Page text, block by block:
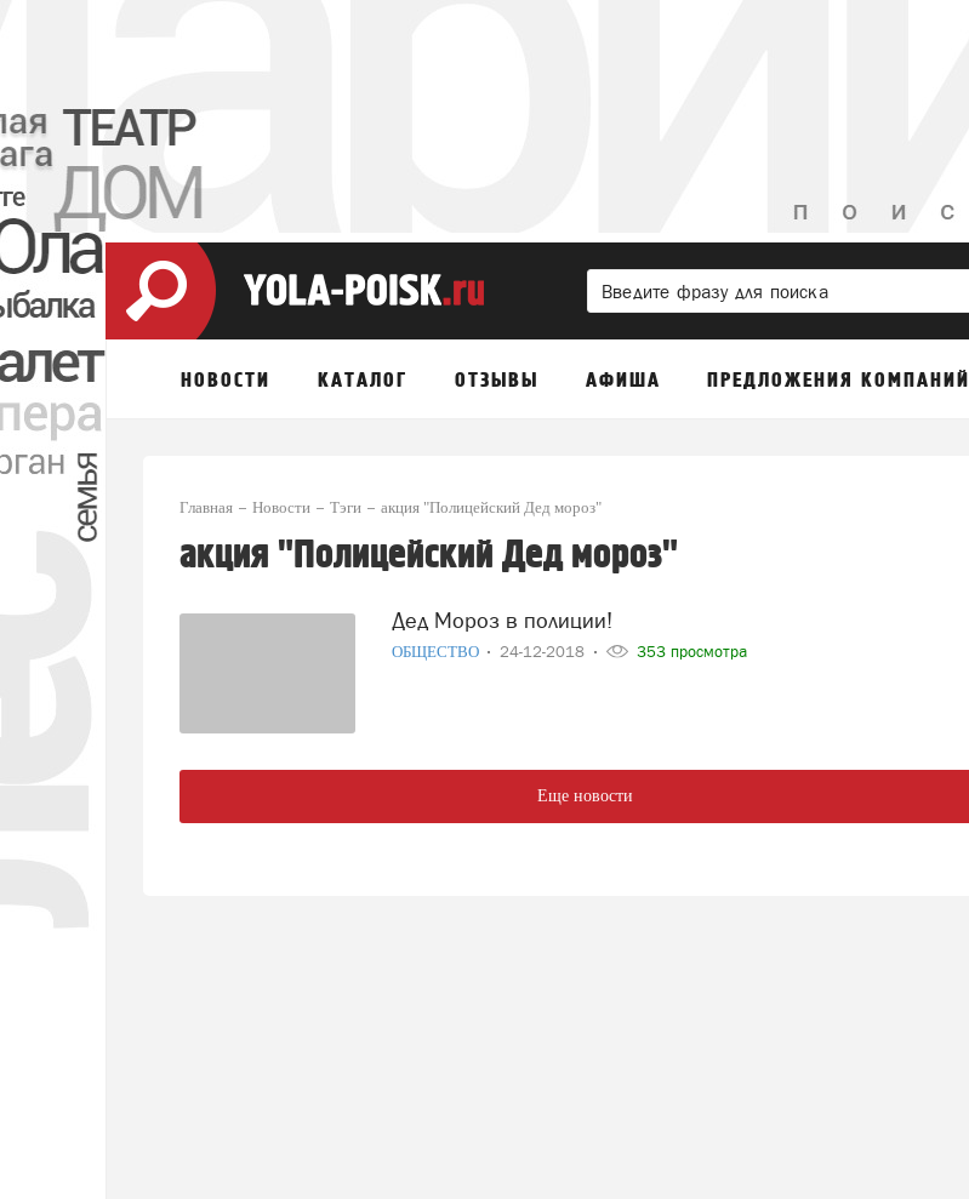
НОВОСТИ КАТАЛОГ ОТЗЫВЫ АФИША ПРЕДЛОЖЕНИЯ КОМПАНИЙ
Главная Новости Тэги акция "Полицейский Дед мороз"
акция "Полицейский Дед мороз"
Дед Мороз в полиции!
ОБЩЕСТВО 24-12-2018 353 просмотра
Еще новости